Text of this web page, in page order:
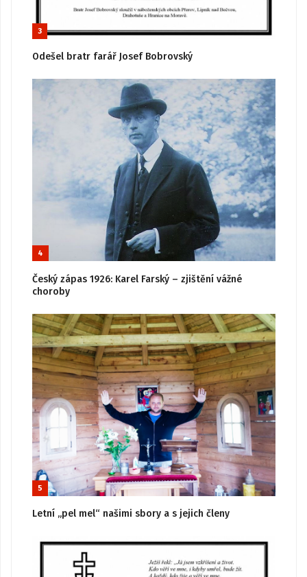
3
Odešel bratr farář Josef Bobrovský
4
Český zápas 1926: Karel Farský – zjištění vážné
choroby
5
Letní „pel mel“ našimi sbory a s jejich členy